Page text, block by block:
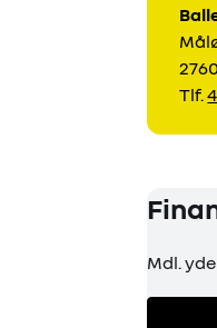
Tlf.